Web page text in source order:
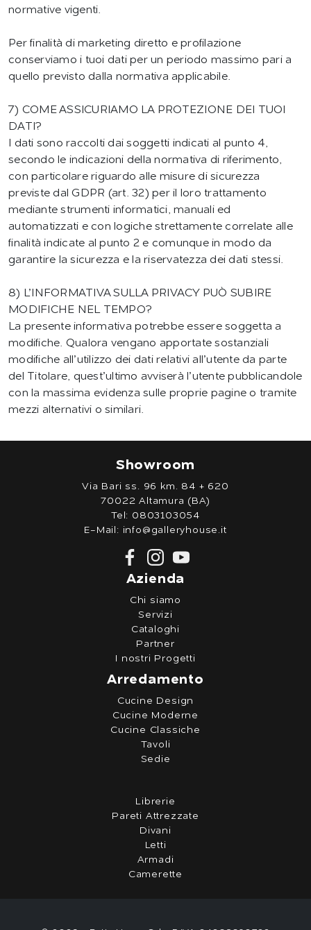
normative vigenti.
Per finalità di marketing diretto e profilazione
conserviamo i tuoi dati per un periodo massimo pari a
quello previsto dalla normativa applicabile.
7) COME ASSICURIAMO LA PROTEZIONE DEI TUOI
DATI?
I dati sono raccolti dai soggetti indicati al punto 4,
secondo le indicazioni della normativa di riferimento,
con particolare riguardo alle misure di sicurezza
previste dal GDPR (art. 32) per il loro trattamento
mediante strumenti informatici, manuali ed
automatizzati e con logiche strettamente correlate alle
finalità indicate al punto 2 e comunque in modo da
garantire la sicurezza e la riservatezza dei dati stessi.
8) L’INFORMATIVA SULLA PRIVACY PUÒ SUBIRE
MODIFICHE NEL TEMPO?
La presente informativa potrebbe essere soggetta a
modifiche. Qualora vengano apportate sostanziali
modifiche all’utilizzo dei dati relativi all’utente da parte
del Titolare, quest’ultimo avviserà l’utente pubblicandole
con la massima evidenza sulle proprie pagine o tramite
mezzi alternativi o similari.
Showroom
Via Bari ss. 96 km. 84 + 620
70022 Altamura (BA)
Tel: 0803103054
E-Mail: info@galleryhouse.it
Azienda
Chi siamo
Servizi
Cataloghi
Partner
I nostri Progetti
Arredamento
Cucine Design
Cucine Moderne
Cucine Classiche
Tavoli
Sedie
Librerie
Pareti Attrezzate
Divani
Letti
Armadi
Camerette